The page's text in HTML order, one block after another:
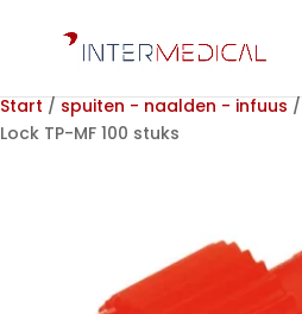
Start / spuiten - naalden - infuus
Lock TP-MF 100 stuks